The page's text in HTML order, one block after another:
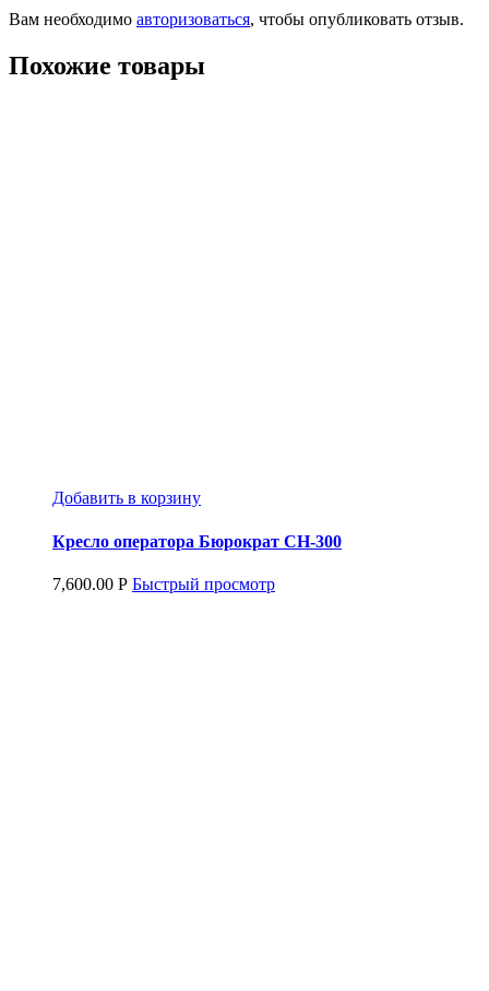
Вам необходимо авторизоваться, чтобы опубликовать отзыв.
Похожие товары
Добавить в корзину
Кресло оператора Бюрократ СН-300
7,600.00 Р Быстрый просмотр